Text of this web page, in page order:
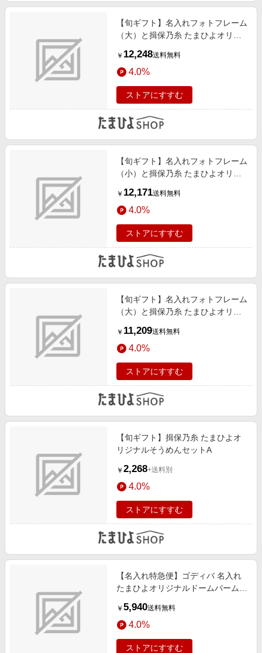
【旬ギフト】名入れフォトフレーム
（大）と揖保乃糸 たまひよオリジ
￥ 12,248送料無料
4.0%
ストアにすすむ
【旬ギフト】名入れフォトフレーム
（小）と揖保乃糸 たまひよオリジ
￥ 12,171送料無料
4.0%
ストアにすすむ
【旬ギフト】名入れフォトフレーム
（大）と揖保乃糸 たまひよオリジ
￥ 11,209送料無料
4.0%
ストアにすすむ
【旬ギフト】揖保乃糸 たまひよオ
リジナルそうめんセットA
￥ 2,268+送料別
4.0%
ストアにすすむ
【名入れ特急便】ゴディバ 名入れ
たまひよオリジナルドームバームク
￥ 5,940送料無料
4.0%
ストアにすすむ